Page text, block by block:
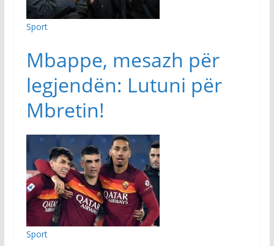
Sport
Mbappe, mesazh për
legjendën: Lutuni për
Mbretin!
Sport